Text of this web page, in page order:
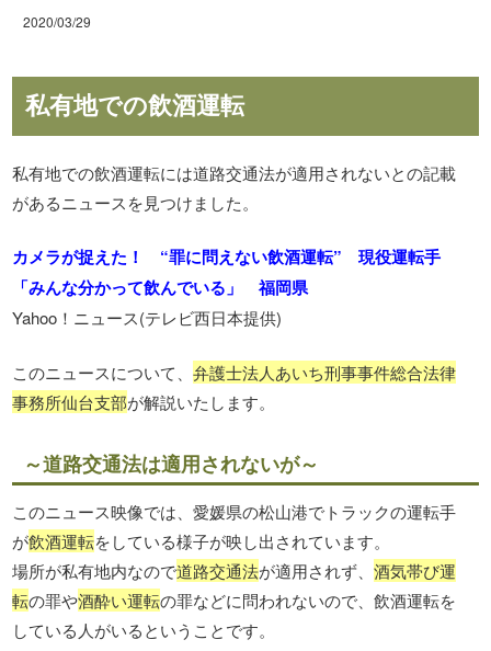
2020/03/29
私有地での飲酒運転
私有地での飲酒運転には道路交通法が適用されないとの記載
があるニュースを見つけました。
カメラが捉えた！ “罪に問えない飲酒運転” 現役運転手
「みんな分かって飲んでいる」 福岡県
Yahoo！ニュース(テレビ西日本提供)
このニュースについて、弁護士法人あいち刑事事件総合法律
事務所仙台支部が解説いたします。
～道路交通法は適用されないが～
このニュース映像では、愛媛県の松山港でトラックの運転手
が飲酒運転をしている様子が映し出されています。
場所が私有地内なので道路交通法が適用されず、酒気帯び運
転の罪や酒酔い運転の罪などに問われないので、飲酒運転を
している人がいるということです。